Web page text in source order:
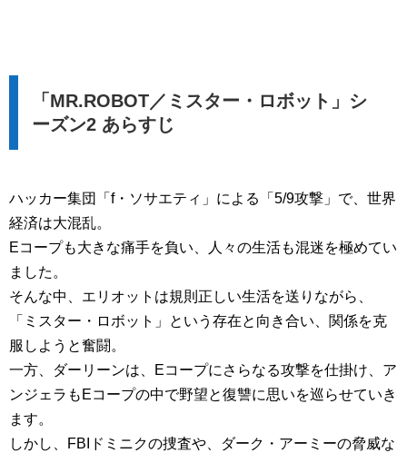
「MR.ROBOT／ミスター・ロボット」シ
ーズン2 あらすじ
ハッカー集団「f・ソサエティ」による「5/9攻撃」で、世界
経済は大混乱。
Eコープも大きな痛手を負い、人々の生活も混迷を極めてい
ました。
そんな中、エリオットは規則正しい生活を送りながら、
「ミスター・ロボット」という存在と向き合い、関係を克
服しようと奮闘。
一方、ダーリーンは、Eコープにさらなる攻撃を仕掛け、ア
ンジェラもEコープの中で野望と復讐に思いを巡らせていき
ます。
しかし、FBIドミニクの捜査や、ダーク・アーミーの脅威な